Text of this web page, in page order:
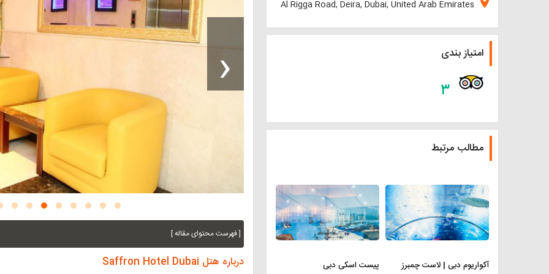
‹
[ فهرست محتوای مقاله ]
درباره هتل Saffron Hotel Dubai
Al Rigga Road, Deira, Dubai, United Arab Emirates
امتیاز بندی
۳
مطالب مرتبط
آکواریوم دبی | لاست چمبرز پیست اسکی دبی